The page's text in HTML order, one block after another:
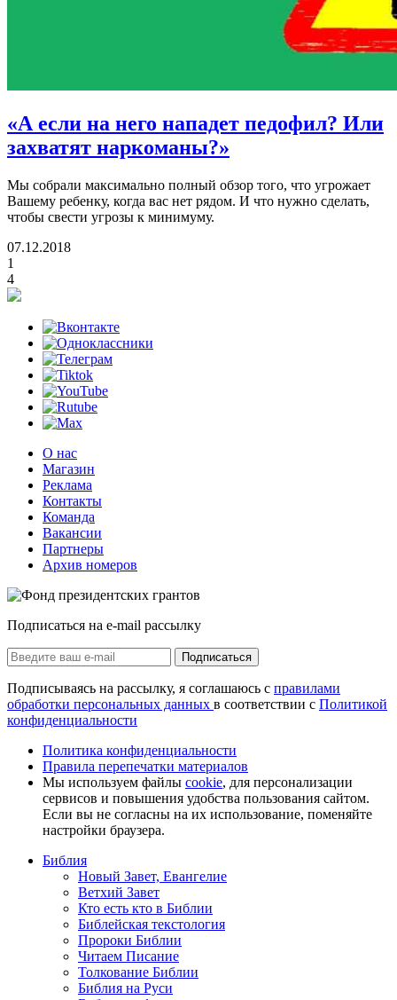
«А если на него нападет педофил? Или
захватят наркоманы?»
Мы собрали максимально полный обзор того, что угрожает
Вашему ребенку, когда вас нет рядом. И что нужно сделать,
чтобы свести угрозы к минимуму.
07.12.2018
1
4
О нас
Магазин
Реклама
Контакты
Команда
Вакансии
Партнеры
Архив номеров
Подписаться на e-mail рассылку
Подписаться
Подписываясь на рассылку, я соглашаюсь с правилами
обработки персональных данных в соответствии с Политикой
конфиденциальности
Политика конфиденциальности
Правила перепечатки материалов
Мы используем файлы cookie, для персонализации
сервисов и повышения удобства пользования сайтом.
Если вы не согласны на их использование, поменяйте
настройки браузера.
Библия
Новый Завет, Евангелие
Ветхий Завет
Кто есть кто в Библии
Библейская текстология
Пророки Библии
Читаем Писание
Толкование Библии
Библия на Руси